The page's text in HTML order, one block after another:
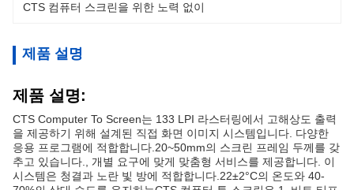
CTS 컴퓨터 스크린을 위한 노력 없이
제품 설명
제품 설명:
CTS Computer To Screen는 133 LPI 라스터링에서 고해상도 출력
을 제공하기 위해 설계된 직접 화면 이미지 시스템입니다. 다양한
응용 프로그램에 적합합니다.20~50mm의 스크린 프레임 두께를 갖
추고 있습니다., 개별 요구에 맞게 맞춤형 서비스를 제공합니다. 이
시스템은 청결과 노란 빛 방에 적합합니다.22±2°C의 온도와 40-